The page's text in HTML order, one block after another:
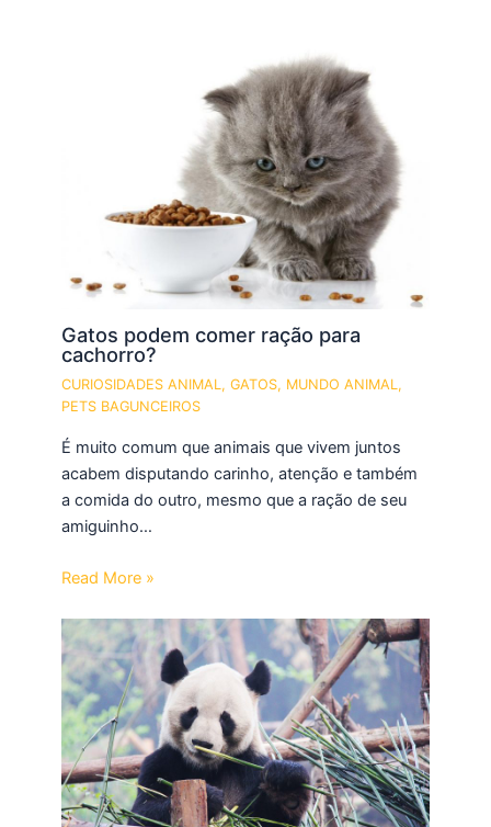
Gatos podem comer ração para
cachorro?
CURIOSIDADES ANIMAL,GATOS, MUNDO ANIMAL,
PETS BAGUNCEIROS
É muito comum que animais que vivem juntos
acabem disputando carinho, atenção e também
a comida do outro, mesmo que a ração de seu
amiguinho…
Read More »